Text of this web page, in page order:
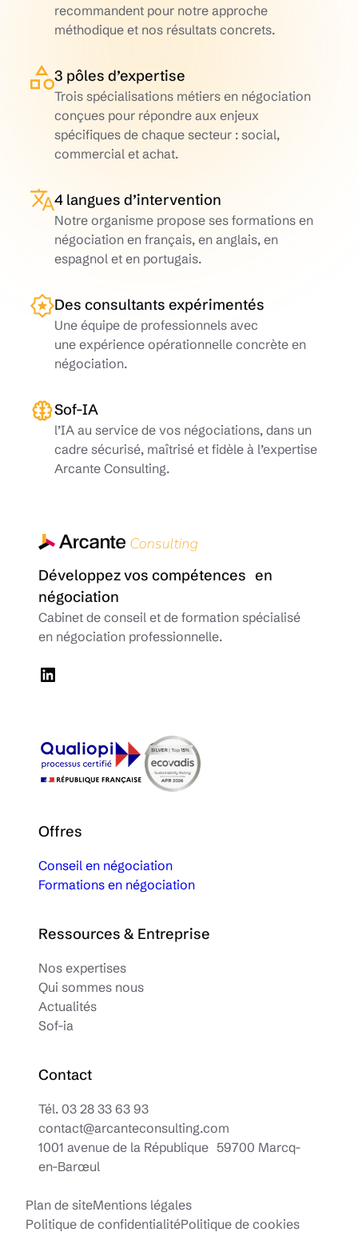
recommandent pour notre approche
méthodique et nos résultats concrets.
3 pôles d’expertise
Trois spécialisations métiers en négociation
conçues pour répondre aux enjeux
spécifiques de chaque secteur : social,
commercial et achat.
4 langues d’intervention
Notre organisme propose ses formations en
négociation en français, en anglais, en
espagnol et en portugais.
Des consultants expérimentés
Une équipe de professionnels avec
une expérience opérationnelle concrète en
négociation.
Sof-IA
l’IA au service de vos négociations, dans un
cadre sécurisé, maîtrisé et fidèle à l’expertise
Arcante Consulting.
Développez vos compétences en
négociation
Cabinet de conseil et de formation spécialisé
en négociation professionnelle.
LinkedIn
Offres
Conseil en négociation
Formations en négociation
Ressources & Entreprise
Nos expertises
Qui sommes nous
Actualités
Sof-ia
Contact
Tél. 03 28 33 63 93
contact@arcanteconsulting.com
1001 avenue de la République 59700 Marcq-
en-Barœul
Plan de siteMentions légales
Politique de confidentialitéPolitique de cookies